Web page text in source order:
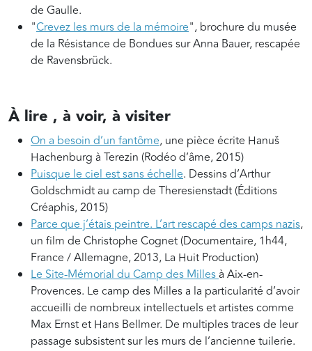
de Gaulle.
"Crevez les murs de la mémoire", brochure du musée
de la Résistance de Bondues sur Anna Bauer, rescapée
de Ravensbrück.
À lire , à voir, à visiter
On a besoin d’un fantôme, une pièce écrite Hanuš
Hachenburg à Terezin (Rodéo d’âme, 2015)
Puisque le ciel est sans échelle. Dessins d’Arthur
Goldschmidt au camp de Theresienstadt (Éditions
Créaphis, 2015)
Parce que j’étais peintre. L’art rescapé des camps nazis,
un film de Christophe Cognet (Documentaire, 1h44,
France / Allemagne, 2013, La Huit Production)
Le Site-Mémorial du Camp des Millesà Aix-en-
Provences. Le camp des Milles a la particularité d’avoir
accueilli de nombreux intellectuels et artistes comme
Max Ernst et Hans Bellmer. De multiples traces de leur
passage subsistent sur les murs de l’ancienne tuilerie.